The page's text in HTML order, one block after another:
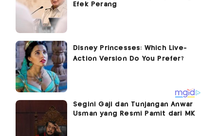
Efek Perang
Segini Gaji dan Tunjangan Anwar
Usman yang Resmi Pamit dari MK